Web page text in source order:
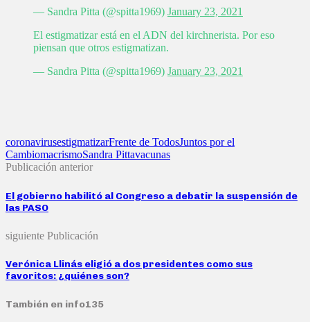
— Sandra Pitta (@spitta1969) January 23, 2021
El estigmatizar está en el ADN del kirchnerista. Por eso
piensan que otros estigmatizan.
— Sandra Pitta (@spitta1969) January 23, 2021
coronavirusestigmatizarFrente de TodosJuntos por el
CambiomacrismoSandra Pittavacunas
Publicación anterior
El gobierno habilitó al Congreso a debatir la suspensión de
las PASO
siguiente Publicación
Verónica Llinás eligió a dos presidentes como sus
favoritos: ¿quiénes son?
También en info135